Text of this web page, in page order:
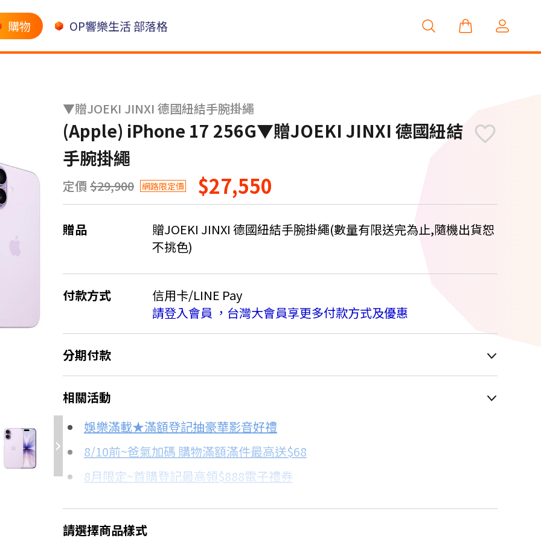
購物 OP響樂生活 部落格
▼贈JOEKI JINXI 德國紐結手腕掛繩
(Apple) iPhone 17 256G▼贈JOEKI JINXI 德國紐結
手腕掛繩
定價 $29,900 網路限定價 $27,550
贈品
贈JOEKI JINXI 德國紐結手腕掛繩(數量有限送完為止,隨機出貨恕
不挑色)
付款方式
信用卡/LINE Pay
請登入會員 ，台灣大會員享更多付款方式及優惠
分期付款
＊實際可分期數、適用利率，請以購物車顯示為主
信用卡分期
分期數
3期
每期金額
$9,826
配合銀行/業者
18家銀行/業者
相關活動
娛樂滿載★滿額登記抽豪華影音好禮
8/10前~爸氣加碼 購物滿額滿件最高送$68
8月限定~首購登記最高領$888電子禮券
8/15前~指定購物滿額最高回饋25%
請選擇商品樣式